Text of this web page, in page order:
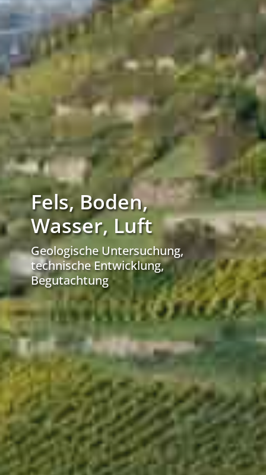
Fels, Boden,
Wasser, Luft
Geologische Untersuchung,
technische Entwicklung,
Begutachtung